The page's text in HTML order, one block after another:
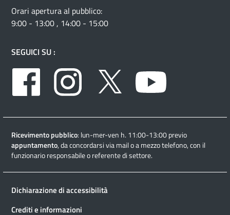
Orari apertura al pubblico:
9:00 - 13:00 , 14:00 - 15:00
SEGUICI SU :
Facebook
Instagram Twitter
Ricevimento pubblico: lun-mer-ven h. 11:00-13:00 previo
appuntamento, da concordarsi via mail o a mezzo telefono, con il
funzionario responsabile o referente di settore.
Dichiarazione di accessibilità
Crediti e informazioni